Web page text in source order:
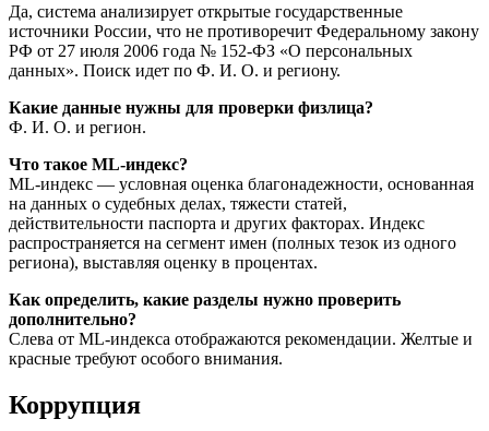
Да, система анализирует открытые государственные
источники России, что не противоречит Федеральному закону
РФ от 27 июля 2006 года № 152-ФЗ «О персональных
данных». Поиск идет по Ф. И. О. и региону.
Какие данные нужны для проверки физлица?
Ф. И. О. и регион.
Что такое ML-индекс?
ML-индекс — условная оценка благонадежности, основанная
на данных о судебных делах, тяжести статей,
действительности паспорта и других факторах. Индекс
распространяется на сегмент имен (полных тезок из одного
региона), выставляя оценку в процентах.
Как определить, какие разделы нужно проверить
дополнительно?
Слева от ML-индекса отображаются рекомендации. Желтые и
красные требуют особого внимания.
Коррупция